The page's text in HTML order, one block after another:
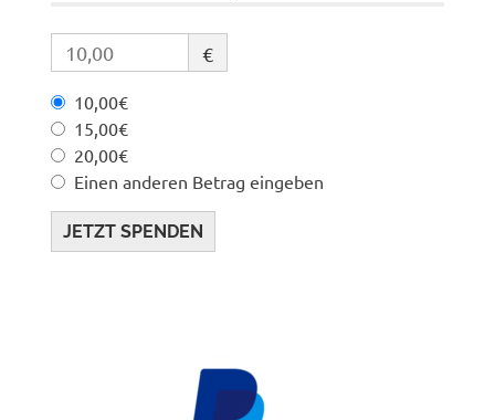
€
10,00€
15,00€
20,00€
Einen anderen Betrag eingeben
JETZT SPENDEN